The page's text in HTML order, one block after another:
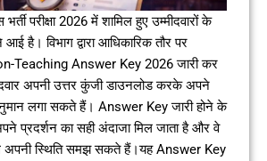
परीक्षा 2026 में शामिल हुए उम्मीदवारों के
है। विभाग द्वारा आधिकारिक तौर पर
Teaching Answer Key 2026 जारी कर
अपनी उत्तर कुंजी डाउनलोड करके अपने
लगा सकते हैं। Answer Key जारी होने के
प्रदर्शन का सही अंदाजा मिल जाता है और वे
अपनी स्थिति समझ सकते हैं।यह Answer Key